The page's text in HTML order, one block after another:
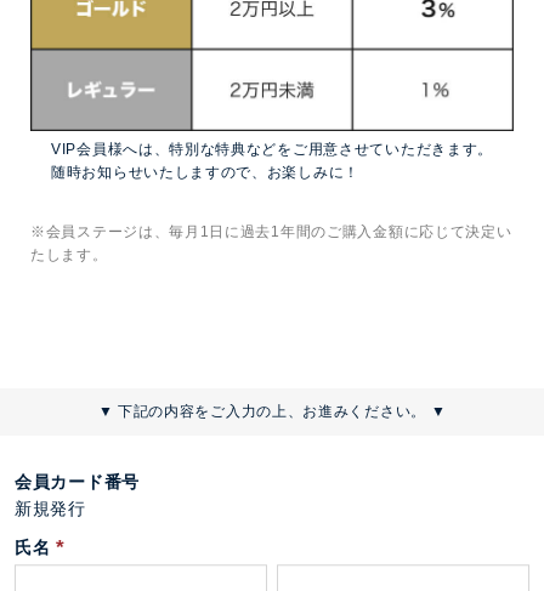
VIP会員様へは、特別な特典などをご用意させていただきます。
随時お知らせいたしますので、お楽しみに！
※会員ステージは、毎月1日に過去1年間のご購入金額に応じて決定い
たします。
▼ 下記の内容をご入力の上、お進みください。 ▼
会員カード番号
新規発行
氏名